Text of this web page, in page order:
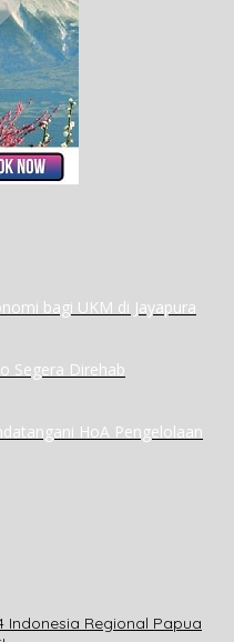
bagi UKM di Jayapura
Segera Direhab
HoA Pengelolaan
Indonesia Regional Papua